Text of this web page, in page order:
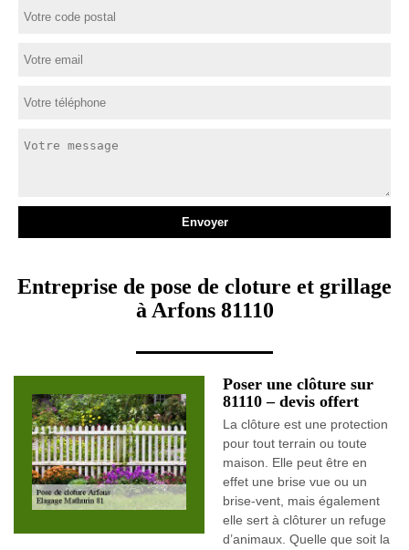
Entreprise de pose de cloture et grillage
à Arfons 81110
Poser une clôture sur
81110 – devis offert
La clôture est une protection
pour tout terrain ou toute
maison. Elle peut être en
effet une brise vue ou un
brise-vent, mais également
elle sert à clôturer un refuge
d’animaux. Quelle que soit la